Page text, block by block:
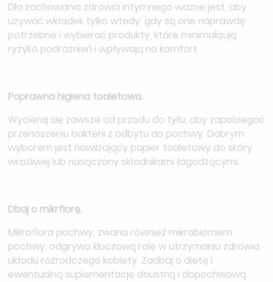
Dla zachowania zdrowia intymnego ważne jest, aby
używać wkładek tylko wtedy, gdy są one naprawdę
potrzebne i wybierać produkty, które minimalizują
ryzyko podrażnień i wpływają na komfort.
Poprawna higiena toaletowa.
Wycieraj się zawsze od przodu do tyłu, aby zapobiegać
przenoszeniu bakterii z odbytu do pochwy. Dobrym
wyborem jest nawilżający papier toaletowy do skóry
wrażliwej lub nasączony składnikami łagodzącymi.
Dbaj o mikrflorę.
Mikroflora pochwy, zwana również mikrobiomem
pochwy, odgrywa kluczową rolę w utrzymaniu zdrowia
układu rozrodczego kobiety. Zadbaj o dietę i
ewentualną suplementację doustną i dopochwową.